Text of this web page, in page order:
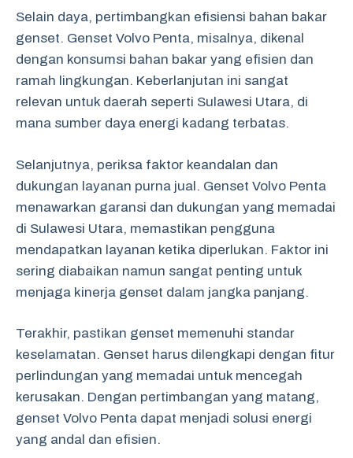
Selain daya, pertimbangkan efisiensi bahan bakar
genset. Genset Volvo Penta, misalnya, dikenal
dengan konsumsi bahan bakar yang efisien dan
ramah lingkungan. Keberlanjutan ini sangat
relevan untuk daerah seperti Sulawesi Utara, di
mana sumber daya energi kadang terbatas.
Selanjutnya, periksa faktor keandalan dan
dukungan layanan purna jual. Genset Volvo Penta
menawarkan garansi dan dukungan yang memadai
di Sulawesi Utara, memastikan pengguna
mendapatkan layanan ketika diperlukan. Faktor ini
sering diabaikan namun sangat penting untuk
menjaga kinerja genset dalam jangka panjang.
Terakhir, pastikan genset memenuhi standar
keselamatan. Genset harus dilengkapi dengan fitur
perlindungan yang memadai untuk mencegah
kerusakan. Dengan pertimbangan yang matang,
genset Volvo Penta dapat menjadi solusi energi
yang andal dan efisien.